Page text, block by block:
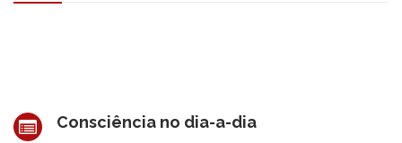
Consciência no dia-a-dia